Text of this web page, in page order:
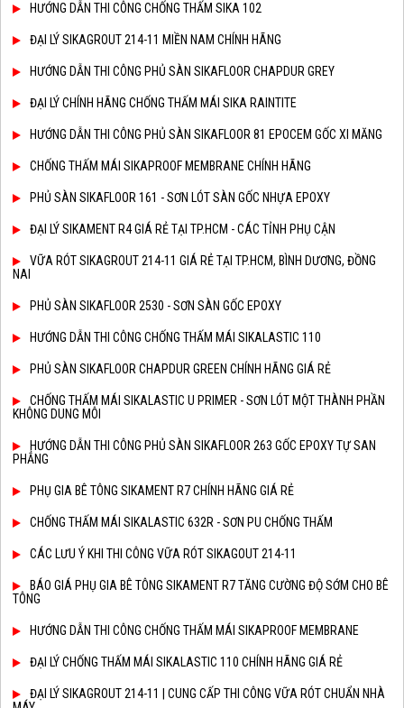
HƯỚNG DẪN THI CÔNG CHỐNG THẤM SIKA 102
ĐẠI LÝ SIKAGROUT 214-11 MIỀN NAM CHÍNH HÃNG
HƯỚNG DẪN THI CÔNG PHỦ SÀN SIKAFLOOR CHAPDUR GREY
ĐẠI LÝ CHÍNH HÃNG CHỐNG THẤM MÁI SIKA RAINTITE
HƯỚNG DẪN THI CÔNG PHỦ SÀN SIKAFLOOR 81 EPOCEM GỐC XI MĂNG
CHỐNG THẤM MÁI SIKAPROOF MEMBRANE CHÍNH HÃNG
PHỦ SÀN SIKAFLOOR 161 - SƠN LÓT SÀN GỐC NHỰA EPOXY
ĐẠI LÝ SIKAMENT R4 GIÁ RẺ TẠI TP.HCM - CÁC TỈNH PHỤ CẬN
VỮA RÓT SIKAGROUT 214-11 GIÁ RẺ TẠI TP.HCM, BÌNH DƯƠNG, ĐỒNG
NAI
PHỦ SÀN SIKAFLOOR 2530 - SƠN SÀN GỐC EPOXY
HƯỚNG DẪN THI CÔNG CHỐNG THẤM MÁI SIKALASTIC 110
PHỦ SÀN SIKAFLOOR CHAPDUR GREEN CHÍNH HÃNG GIÁ RẺ
CHỐNG THẤM MÁI SIKALASTIC U PRIMER - SƠN LÓT MỘT THÀNH PHẦN
KHÔNG DUNG MÔI
HƯỚNG DẪN THI CÔNG PHỦ SÀN SIKAFLOOR 263 GỐC EPOXY TỰ SAN
PHẲNG
PHỤ GIA BÊ TÔNG SIKAMENT R7 CHÍNH HÃNG GIÁ RẺ
CHỐNG THẤM MÁI SIKALASTIC 632R - SƠN PU CHỐNG THẤM
CÁC LƯU Ý KHI THI CÔNG VỮA RÓT SIKAGOUT 214-11
BÁO GIÁ PHỤ GIA BÊ TÔNG SIKAMENT R7 TĂNG CƯỜNG ĐỘ SỚM CHO BÊ
TÔNG
HƯỚNG DẪN THI CÔNG CHỐNG THẤM MÁI SIKAPROOF MEMBRANE
ĐẠI LÝ CHỐNG THẤM MÁI SIKALASTIC 110 CHÍNH HÃNG GIÁ RẺ
ĐẠI LÝ SIKAGROUT 214-11 | CUNG CẤP THI CÔNG VỮA RÓT CHUẨN NHÀ